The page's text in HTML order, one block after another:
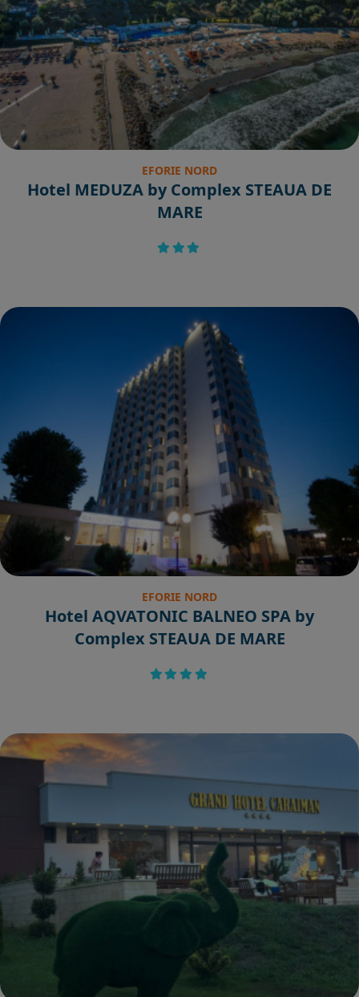
EFORIE NORD
Hotel MEDUZA by Complex STEAUA DE
MARE
EFORIE NORD
Hotel AQVATONIC BALNEO SPA by
Complex STEAUA DE MARE